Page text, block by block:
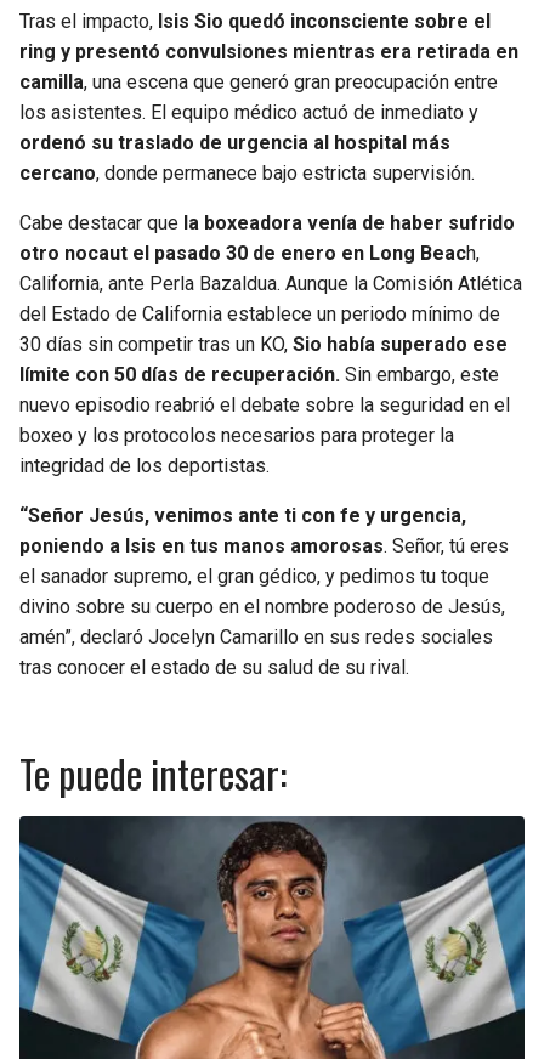
Tras el impacto, Isis Sio quedó inconsciente sobre el
ring y presentó convulsiones mientras era retirada en
camilla, una escena que generó gran preocupación entre
los asistentes. El equipo médico actuó de inmediato y
ordenó su traslado de urgencia al hospital más
cercano, donde permanece bajo estricta supervisión.
Cabe destacar que la boxeadora venía de haber sufrido
otro nocaut el pasado 30 de enero en Long Beach,
California, ante Perla Bazaldua. Aunque la Comisión Atlética
del Estado de California establece un periodo mínimo de
30 días sin competir tras un KO, Sio había superado ese
límite con 50 días de recuperación. Sin embargo, este
nuevo episodio reabrió el debate sobre la seguridad en el
boxeo y los protocolos necesarios para proteger la
integridad de los deportistas.
“Señor Jesús, venimos ante ti con fe y urgencia,
poniendo a Isis en tus manos amorosas. Señor, tú eres
el sanador supremo, el gran gédico, y pedimos tu toque
divino sobre su cuerpo en el nombre poderoso de Jesús,
amén”, declaró Jocelyn Camarillo en sus redes sociales
tras conocer el estado de su salud de su rival.
Te puede interesar: